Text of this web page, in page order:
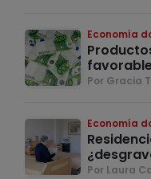
Economía
Por Gracia
Economía
Por Laura